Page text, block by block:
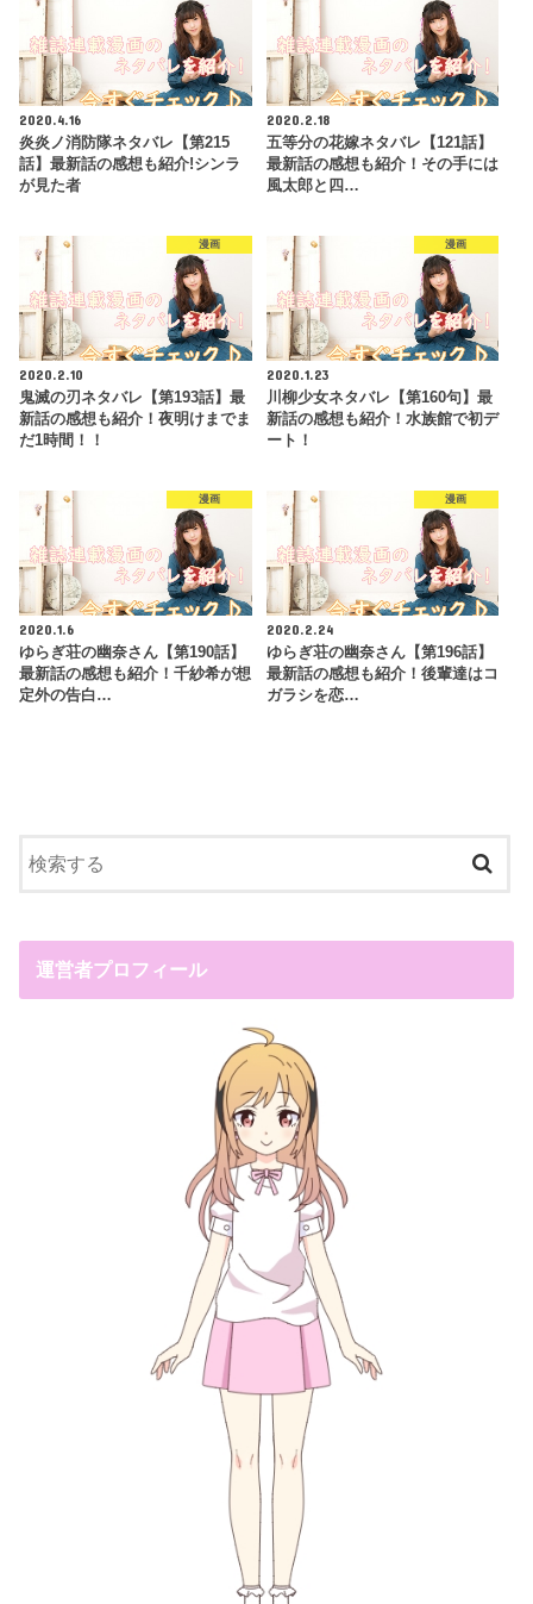
2020.4.16
炎炎ノ消防隊ネタバレ【第215
話】最新話の感想も紹介!シンラ
が見た者
2020.2.18
五等分の花嫁ネタバレ【121話】
最新話の感想も紹介！その手には
風太郎と四…
漫画
2020.2.10
鬼滅の刃ネタバレ【第193話】最
新話の感想も紹介！夜明けまでま
だ1時間！！
漫画
2020.1.23
川柳少女ネタバレ【第160句】最
新話の感想も紹介！水族館で初デ
ート！
漫画
2020.1.6
ゆらぎ荘の幽奈さん【第190話】
最新話の感想も紹介！千紗希が想
定外の告白…
漫画
2020.2.24
ゆらぎ荘の幽奈さん【第196話】
最新話の感想も紹介！後輩達はコ
ガラシを恋…
運営者プロフィール